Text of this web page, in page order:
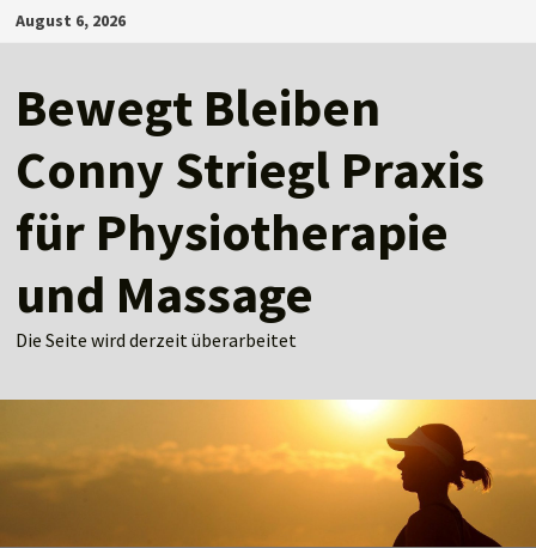
Zum
Inhalt
August 6, 2026
Bewegt Bleiben
Conny Striegl Praxis
für Physiotherapie
und Massage
Die Seite wird derzeit überarbeitet